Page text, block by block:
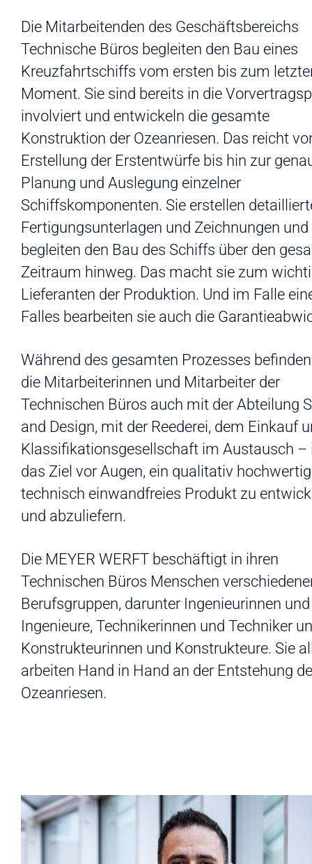
Die Mitarbeitenden des Geschäftsbereichs
Technische Büros begleiten den Bau eines
Kreuzfahrtschiffs vom ersten bis zum
Moment. Sie sind bereits in die
involviert und entwickeln die gesamte
Konstruktion der Ozeanriesen. Das reicht
Erstellung der Erstentwürfe bis hin zur
Planung und Auslegung einzelner
Schiffskomponenten. Sie erstellen
Fertigungsunterlagen und Zeichnungen und
begleiten den Bau des Schiffs über den
Zeitraum hinweg. Das macht sie zum
Lieferanten der Produktion. Und im Falle
Falles bearbeiten sie auch die
Während des gesamten Prozesses
die Mitarbeiterinnen und Mitarbeiter der
Technischen Büros auch mit der Abteilung
and Design, mit der Reederei, dem Einkauf
Klassifikationsgesellschaft im Austausch –
das Ziel vor Augen, ein qualitativ
technisch einwandfreies Produkt zu
und abzuliefern.
Die MEYER WERFT beschäftigt in ihren
Technischen Büros Menschen
Berufsgruppen, darunter Ingenieurinnen und
Ingenieure, Technikerinnen und Techniker
Konstrukteurinnen und Konstrukteure. Sie
arbeiten Hand in Hand an der Entstehung
Ozeanriesen.